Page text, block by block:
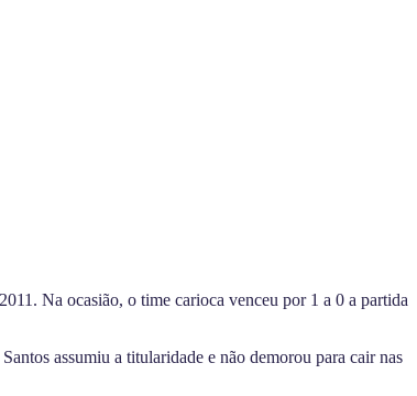
Na ocasião, o time carioca venceu por 1 a 0 a partida
assumiu a titularidade e não demorou para cair nas